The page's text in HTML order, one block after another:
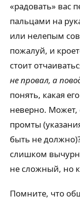
«радовать» вас
пальцами на
или нелепым
пожалуй, и
стоит
не провал, а
понять, какая
неверно. Может,
промты
быть не
слишком
не сложный, но
Помните, что